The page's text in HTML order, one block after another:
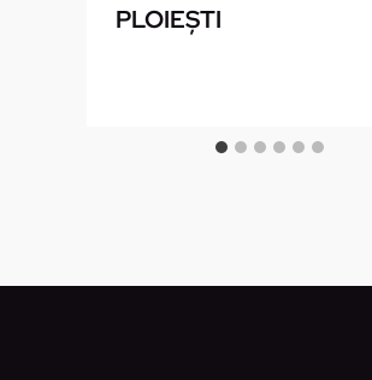
PLOIEŞTI